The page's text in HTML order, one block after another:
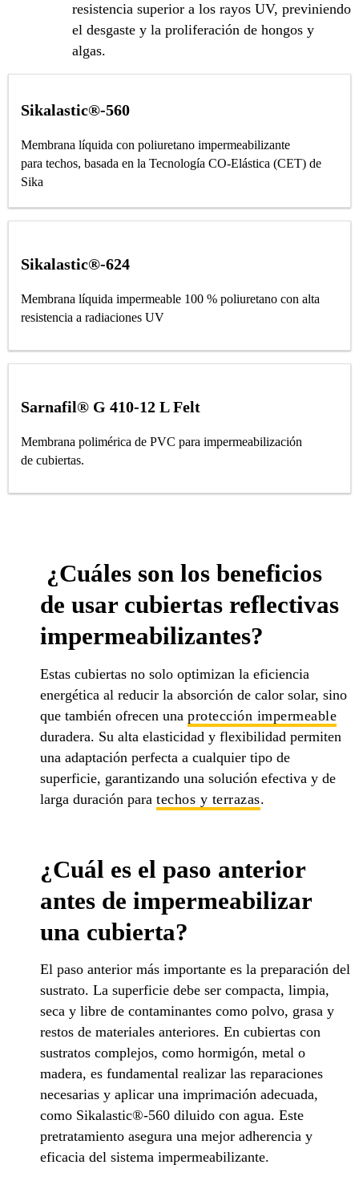
resistencia superior a los rayos UV, previniendo
el desgaste y la proliferación de hongos y
algas.
Sikalastic®-560
Membrana líquida con poliuretano impermeabilizante
para techos, basada en la Tecnología CO-Elástica (CET) de
Sika
Sikalastic®-624
Membrana líquida impermeable 100 % poliuretano con alta
resistencia a radiaciones UV
Sarnafil® G 410-12 L Felt
Membrana polimérica de PVC para impermeabilización
de cubiertas.
¿Cuáles son los beneficios
de usar cubiertas reflectivas
impermeabilizantes?
Estas cubiertas no solo optimizan la eficiencia
energética al reducir la absorción de calor solar, sino
que también ofrecen una protección impermeable
duradera. Su alta elasticidad y flexibilidad permiten
una adaptación perfecta a cualquier tipo de
superficie, garantizando una solución efectiva y de
larga duración para techos y terrazas.
¿Cuál es el paso anterior
antes de impermeabilizar
una cubierta?
El paso anterior más importante es la preparación del
sustrato. La superficie debe ser compacta, limpia,
seca y libre de contaminantes como polvo, grasa y
restos de materiales anteriores. En cubiertas con
sustratos complejos, como hormigón, metal o
madera, es fundamental realizar las reparaciones
necesarias y aplicar una imprimación adecuada,
como Sikalastic®-560 diluido con agua. Este
pretratamiento asegura una mejor adherencia y
eficacia del sistema impermeabilizante.